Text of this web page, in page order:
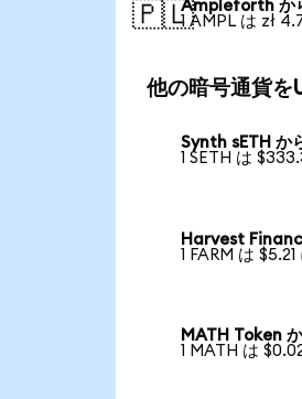
🇵🇱Ampleforth か
1 AMPL は zł
他の暗号通貨を
Synth sETH か
1 SETH は
Harvest
1 FARM は $5.21
MATH Token
1 MATH は